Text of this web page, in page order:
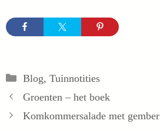
Categorieën
Blog, Tuinnotities
Groenten – het boek
Komkommersalade met gember